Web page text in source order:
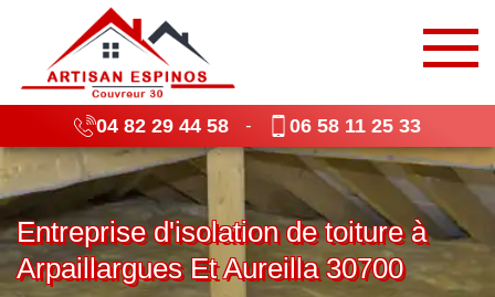
04 82 29 44 58 - 06 58 11 25 33
Entreprise d'isolation de toiture à
Arpaillargues Et Aureilla 30700